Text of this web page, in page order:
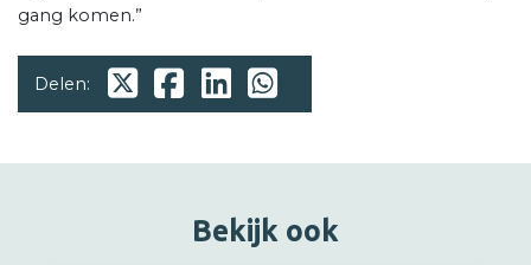
gang komen.”
Delen:
Bekijk ook